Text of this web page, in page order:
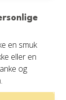
en smuk
eller en
og